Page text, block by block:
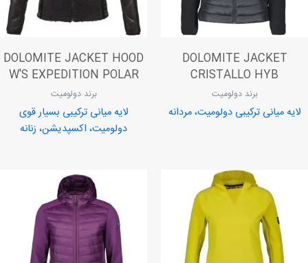
DOLOMITE JACKET
CRISTALLO HYB
برند دولومیت
لایه میانی ترکیبی دولومیت، مردانه
DOLOMITE JACKET HOOD
W'S EXPEDITION POLAR
برند دولومیت
لایه میانی ترکیبی بسیار قوی
دولومیت، اکسپدیشن، زنانه